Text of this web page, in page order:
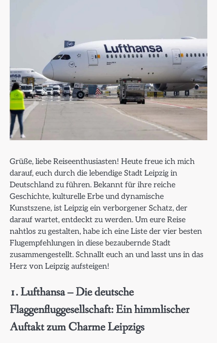
Grüße, liebe Reiseenthusiasten! Heute freue ich mich
darauf, euch durch die lebendige Stadt Leipzig in
Deutschland zu führen. Bekannt für ihre reiche
Geschichte, kulturelle Erbe und dynamische
Kunstszene, ist Leipzig ein verborgener Schatz, der
darauf wartet, entdeckt zu werden. Um eure Reise
nahtlos zu gestalten, habe ich eine Liste der vier besten
Flugempfehlungen in diese bezaubernde Stadt
zusammengestellt. Schnallt euch an und lasst uns in das
Herz von Leipzig aufsteigen!
1. Lufthansa – Die deutsche
Flaggenfluggesellschaft: Ein himmlischer
Auftakt zum Charme Leipzigs